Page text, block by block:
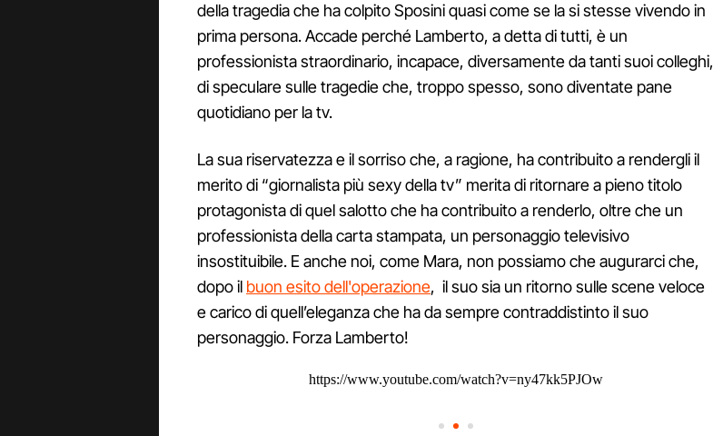
della tragedia che ha colpito Sposini quasi come se la si stesse vivendo in
prima persona. Accade perché Lamberto, a detta di tutti, è un
professionista straordinario, incapace, diversamente da tanti suoi colleghi,
di speculare sulle tragedie che, troppo spesso, sono diventate pane
quotidiano per la tv.
La sua riservatezza e il sorriso che, a ragione, ha contribuito a rendergli il
merito di “giornalista più sexy della tv” merita di ritornare a pieno titolo
protagonista di quel salotto che ha contribuito a renderlo, oltre che un
professionista della carta stampata, un personaggio televisivo
insostituibile. E anche noi, come Mara, non possiamo che augurarci che,
dopo il buon esito dell'operazione, il suo sia un ritorno sulle scene veloce
e carico di quell’eleganza che ha da sempre contraddistinto il suo
personaggio. Forza Lamberto!
https://www.youtube.com/watch?v=ny47kk5PJOw